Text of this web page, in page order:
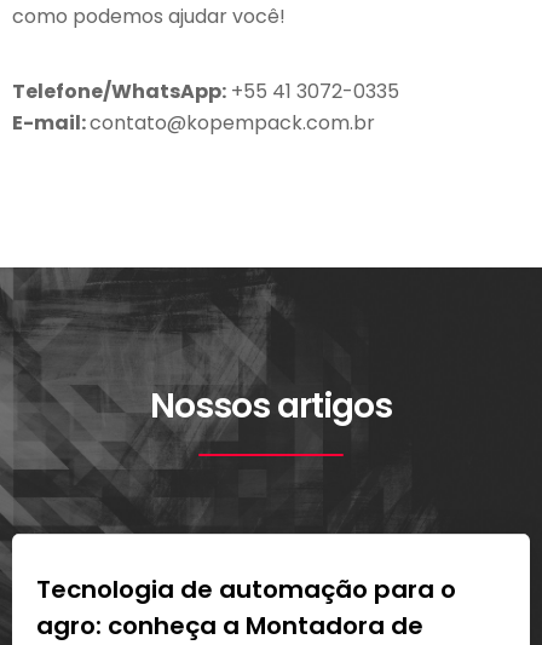
como podemos ajudar você!
Telefone/WhatsApp: +55 41 3072-0335
E-mail:contato@kopempack.com.br
Nossos artigos
Tecnologia de automação para o
agro: conheça a Montadora de